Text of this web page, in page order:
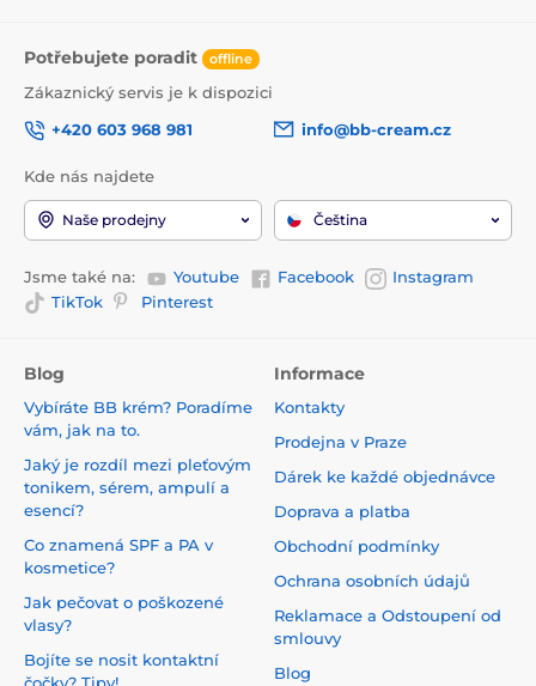
Potřebujete poradit offline
Zákaznický servis je k dispozici
+420 603 968 981
info@bb-cream.cz
Kde nás najdete
Naše prodejny Čeština
Jsme také na: Youtube Facebook
Instagram
TikTok
Pinterest
Blog
Vybíráte BB krém? Poradíme
vám, jak na to.
Jaký je rozdíl mezi pleťovým
tonikem, sérem, ampulí a
esencí?
Co znamená SPF a PA v
kosmetice?
Jak pečovat o poškozené
vlasy?
Bojíte se nosit kontaktní
Informace
Kontakty
Prodejna v Praze
Dárek ke každé objednávce
Doprava a platba
Obchodní podmínky
Ochrana osobních údajů
Reklamace a Odstoupení od
smlouvy
Blog